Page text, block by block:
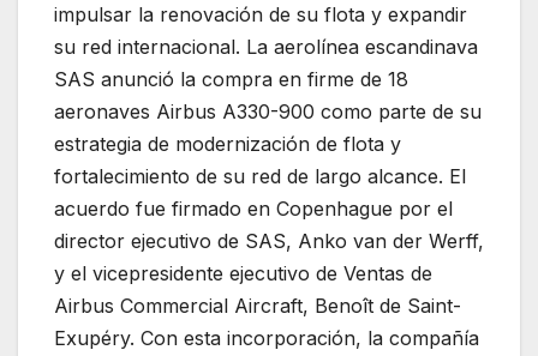
impulsar la renovación de su flota y expandir
su red internacional. La aerolínea escandinava
SAS anunció la compra en firme de 18
aeronaves Airbus A330-900 como parte de su
estrategia de modernización de flota y
fortalecimiento de su red de largo alcance. El
acuerdo fue firmado en Copenhague por el
director ejecutivo de SAS, Anko van der Werff,
y el vicepresidente ejecutivo de Ventas de
Airbus Commercial Aircraft, Benoît de Saint-
Exupéry. Con esta incorporación, la compañía